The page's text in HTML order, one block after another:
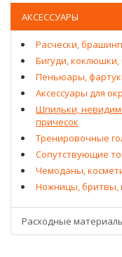
АКСЕССУАРЫ
Расчески,
Бигуди,
Пеньюары,
Аксессуары для
Шпильки,
причесок
Тренировочные
Сопутствующие
Чемоданы,
Ножницы, бритвы,
Расходные